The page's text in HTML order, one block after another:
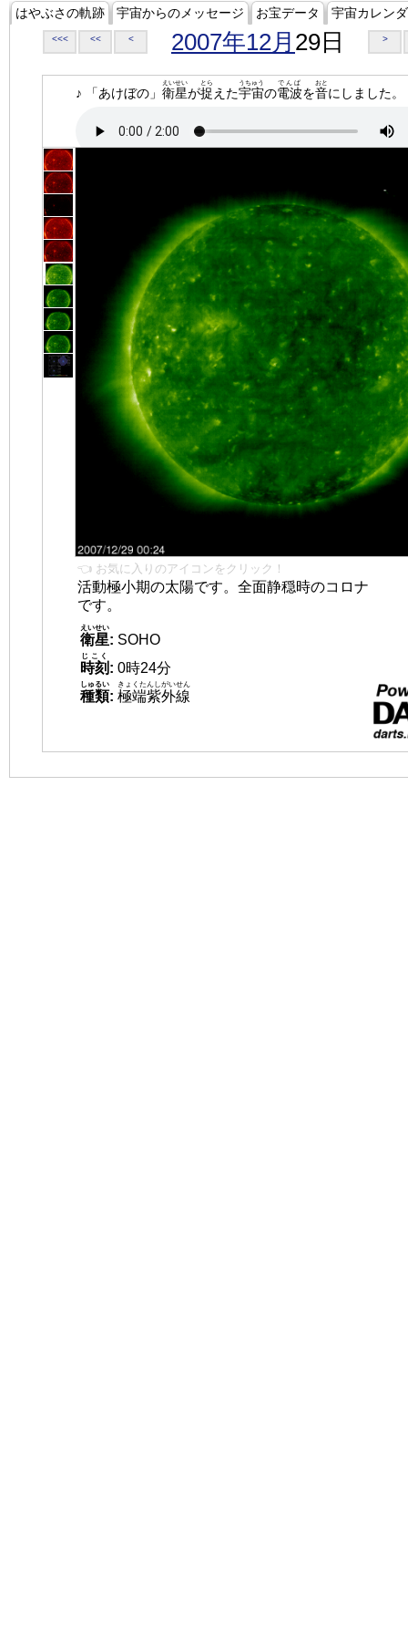
はやぶさの軌跡 宇宙からのメッセージ お宝データ 宇宙カレン
<<< << < 2007年12月 29日 >
♪ 「あけぼの」 衛星
えいせい
が捉
とら
えた宇宙
うちゅう
の電波
でんぱ
を音
おと
にしました。
👈 お気に入りのアイコンをクリック！
活動極小期の太陽です。全面静穏時のコロナ
です。
衛星
えいせい
: SOHO
時刻
じこく
: 0時24分
種類
しゅるい
: 極端紫外線
きょくたんしがいせん